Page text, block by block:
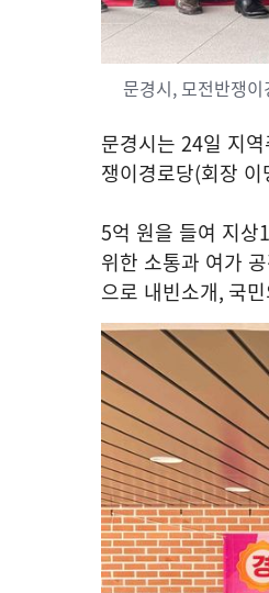
문경시, 모전반쟁
문경시는 24일 지
쟁이경로당(회장 이
5억 원을 들여 지상1
위한 소통과 여가
으로 내빈소개, 국